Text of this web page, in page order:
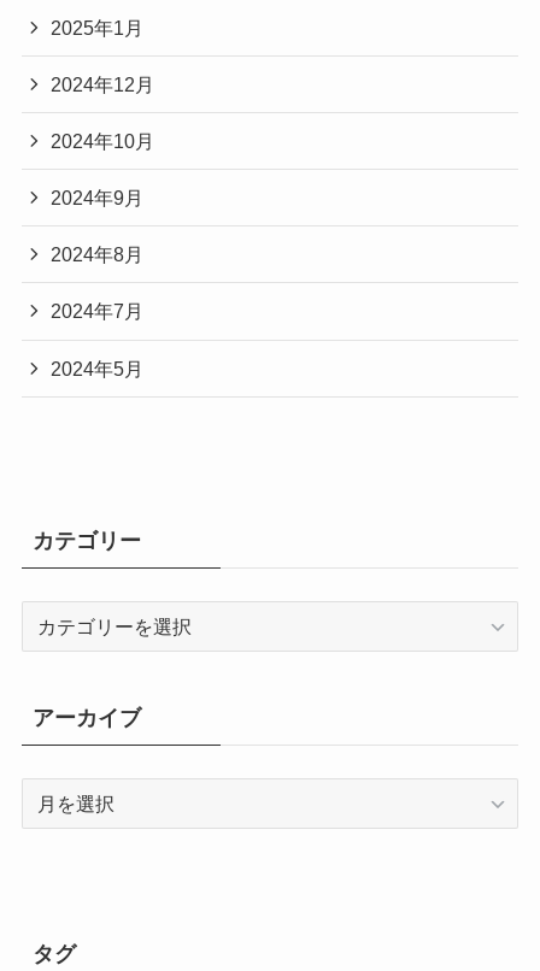
2025年1月
2024年12月
2024年10月
2024年9月
2024年8月
2024年7月
2024年5月
カテゴリー
リ
ー
アーカイブ
タグ